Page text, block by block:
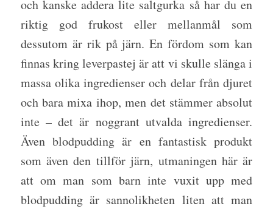
och kanske addera lite saltgurka så har du en
riktig god frukost eller mellanmål som
dessutom är rik på järn. En fördom som kan
finnas kring leverpastej är att vi skulle slänga i
massa olika ingredienser och delar från djuret
och bara mixa ihop, men det stämmer absolut
inte – det är noggrant utvalda ingredienser.
Även blodpudding är en fantastisk produkt
som även den tillför järn, utmaningen här är
att om man som barn inte vuxit upp med
blodpudding är sannolikheten liten att man